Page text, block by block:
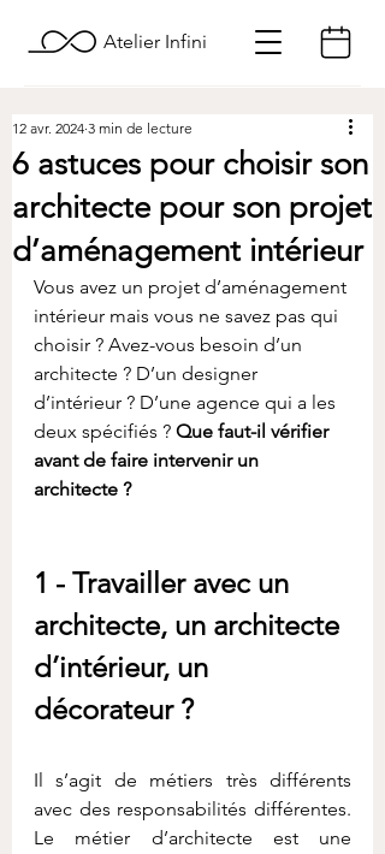
Atelier Infini
6 astuces pour choisir son
architecte pour son projet
d’aménagement intérieur
12 avr. 2024 3 min de lecture
Vous avez un projet d’aménagement
intérieur mais vous ne savez pas qui
choisir ? Avez-vous besoin d’un
architecte ? D’un designer
d’intérieur ? D’une agence qui a les
deux spécifiés ? Que faut-il vérifier
avant de faire intervenir un
architecte ?
1 - Travailler avec un
architecte, un architecte
d’intérieur, un
décorateur ?
Il s’agit de métiers très différents
avec des responsabilités différentes.